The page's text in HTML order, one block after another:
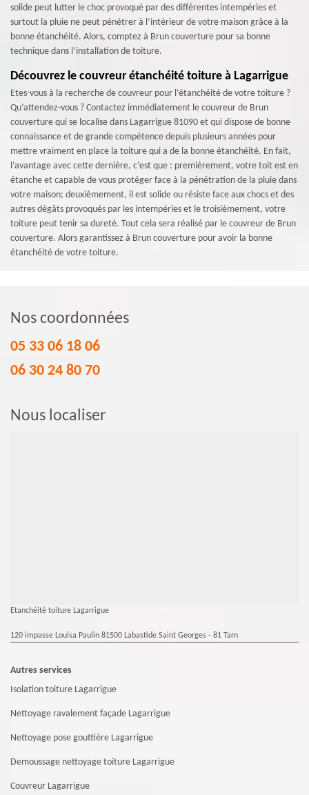
solide peut lutter le choc provoqué par des différentes intempéries et
surtout la pluie ne peut pénétrer à l’intérieur de votre maison grâce à la
bonne étanchéité. Alors, comptez à Brun couverture pour sa bonne
technique dans l’installation de toiture.
Découvrez le couvreur étanchéité toiture à Lagarrigue
Etes-vous à la recherche de couvreur pour l’étanchéité de votre toiture ?
Qu’attendez-vous ? Contactez immédiatement le couvreur de Brun
couverture qui se localise dans Lagarrigue 81090 et qui dispose de bonne
connaissance et de grande compétence depuis plusieurs années pour
mettre vraiment en place la toiture qui a de la bonne étanchéité. En fait,
l’avantage avec cette dernière, c’est que : premièrement, votre toit est en
étanche et capable de vous protéger face à la pénétration de la pluie dans
votre maison; deuxièmement, il est solide ou résiste face aux chocs et des
autres dégâts provoqués par les intempéries et le troisièmement, votre
toiture peut tenir sa dureté. Tout cela sera réalisé par le couvreur de Brun
couverture. Alors garantissez à Brun couverture pour avoir la bonne
étanchéité de votre toiture.
Nos coordonnées
05 33 06 18 06
06 30 24 80 70
Nous localiser
Etanchéité toiture Lagarrigue
120 impasse Louisa Paulin 81500 Labastide Saint Georges - 81 Tarn
Autres services
Isolation toiture Lagarrigue
Nettoyage ravalement façade Lagarrigue
Nettoyage pose gouttière Lagarrigue
Demoussage nettoyage toiture Lagarrigue
Couvreur Lagarrigue